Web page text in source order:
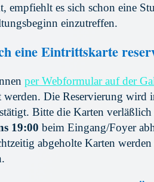
empfiehlt es sich schon eine
einzutreffen.
eine Eintrittskarte
per Webformular auf der
werden. Die Reservierung wird
Bitte die Karten
19:00 beim Eingang/Foyer
abgeholte Karten werden